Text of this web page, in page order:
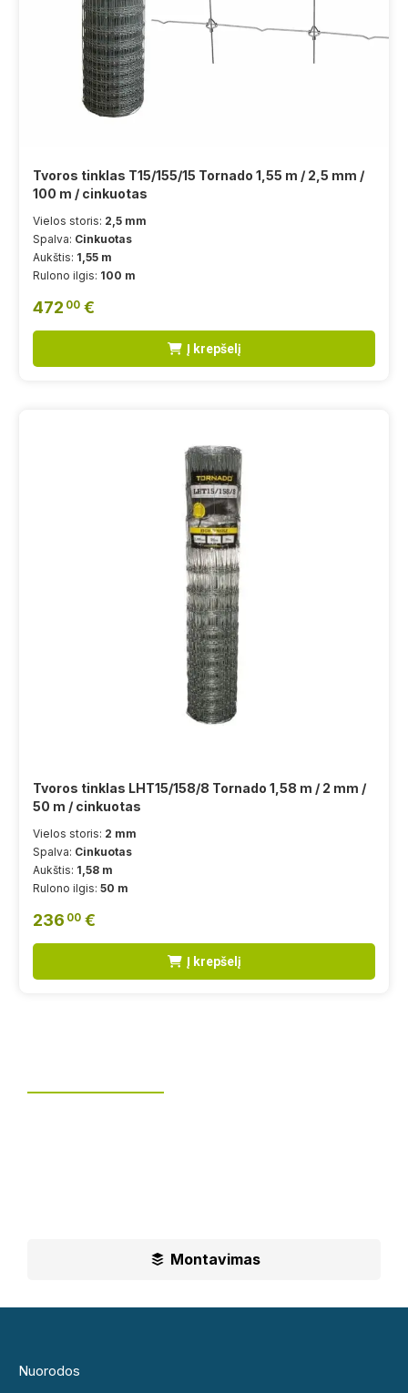
Tvoros tinklas T15/155/15 Tornado 1,55 m / 2,5 mm /
100 m / cinkuotas
Vielos storis: 2,5 mm
Spalva: Cinkuotas
Aukštis: 1,55 m
Rulono ilgis: 100 m
472 00 €
Į krepšelį
Tvoros tinklas LHT15/158/8 Tornado 1,58 m / 2 mm /
50 m / cinkuotas
Vielos storis: 2 mm
Spalva: Cinkuotas
Aukštis: 1,58 m
Rulono ilgis: 50 m
236 00 €
Į krepšelį
Montavimas
Nuorodos